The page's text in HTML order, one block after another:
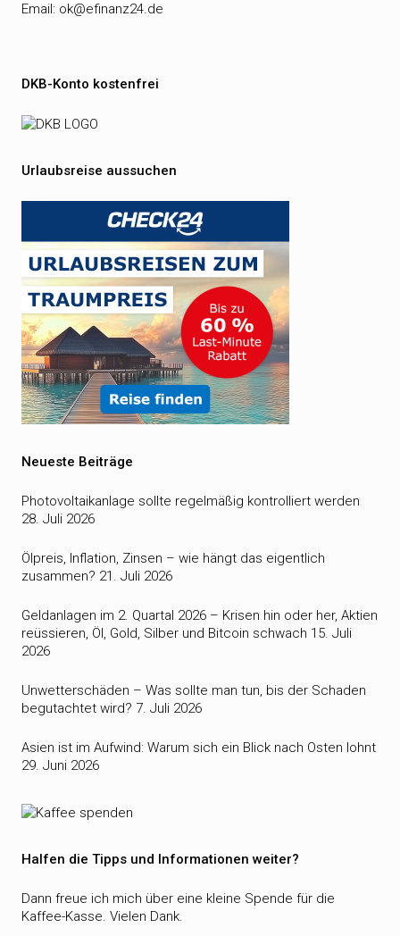
Email: ok@efinanz24.de
DKB-Konto kostenfrei
Urlaubsreise aussuchen
Neueste Beiträge
Photovoltaikanlage sollte regelmäßig kontrolliert werden
28. Juli 2026
Ölpreis, Inflation, Zinsen – wie hängt das eigentlich
zusammen? 21. Juli 2026
Geldanlagen im 2. Quartal 2026 – Krisen hin oder her, Aktien
reüssieren, Öl, Gold, Silber und Bitcoin schwach 15. Juli
2026
Unwetterschäden – Was sollte man tun, bis der Schaden
begutachtet wird? 7. Juli 2026
Asien ist im Aufwind: Warum sich ein Blick nach Osten lohnt
29. Juni 2026
Halfen die Tipps und Informationen weiter?
Dann freue ich mich über eine kleine Spende für die
Kaffee-Kasse. Vielen Dank.